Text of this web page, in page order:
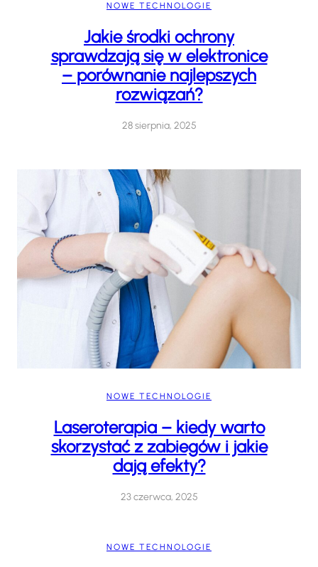
NOWE TECHNOLOGIE
Jakie środki ochrony
sprawdzają się w elektronice
– porównanie najlepszych
rozwiązań?
28 sierpnia, 2025
NOWE TECHNOLOGIE
Laseroterapia – kiedy warto
skorzystać z zabiegów i jakie
dają efekty?
23 czerwca, 2025
NOWE TECHNOLOGIE